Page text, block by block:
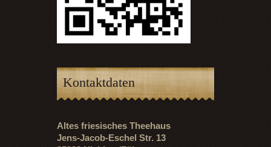
Kontaktdaten
Altes friesisches Theehaus
Jens-Jacob-Eschel Str. 13